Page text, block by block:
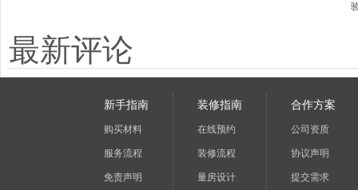
最新评论
新手指南
购买材料
服务流程
免责声明
装修指南
在线预约
装修流程
量房设计
合作方案
公司资质
协议声明
提交需求